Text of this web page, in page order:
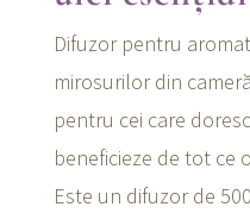
Difuzor pentru
mirosurilor din
pentru cei care
beneficieze de tot ce
Este un difuzor de